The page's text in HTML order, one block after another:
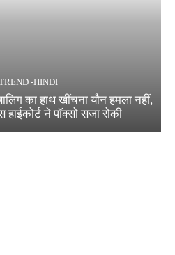
-HINDI
का हाथ खींचना यौन हमला नहीं,
हाईकोर्ट ने पॉक्सो सजा रोकी